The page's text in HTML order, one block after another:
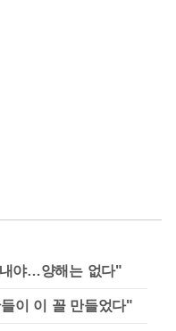
야…양해는 없다"
이 이 꼴 만들었다"